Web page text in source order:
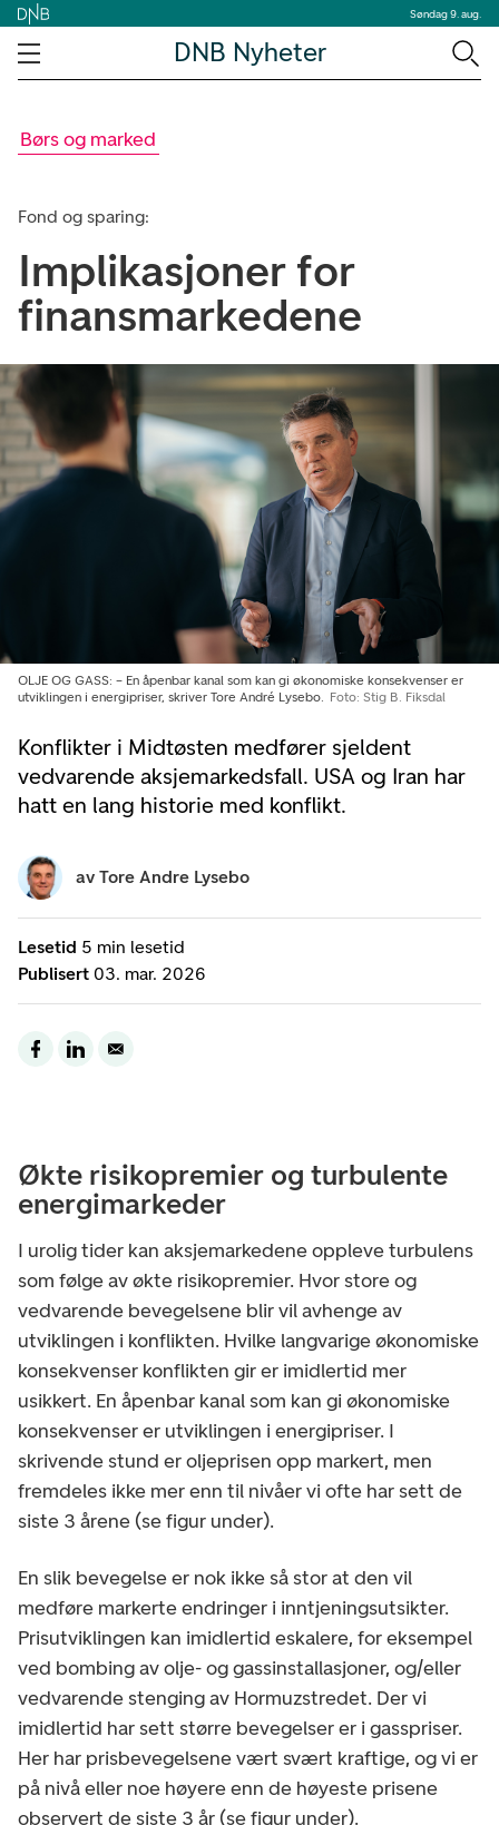
Søndag 9. aug.
DNB Nyheter
Børs og marked
Fond og sparing:
Implikasjoner for
finansmarkedene
Konflikter i Midtøsten medfører sjeldent
vedvarende aksjemarkedsfall. USA og Iran har
hatt en lang historie med konflikt.
OLJE OG GASS: – En åpenbar kanal som kan gi økonomiske konsekvenser er
utviklingen i energipriser, skriver Tore André Lysebo.
Foto: Stig B. Fiksdal
Lesetid 5 min lesetid
Publisert 03. mar. 2026
av Tore Andre Lysebo
Økte risikopremier og turbulente
energimarkeder
I urolig tider kan aksjemarkedene oppleve turbulens
som følge av økte risikopremier. Hvor store og
vedvarende bevegelsene blir vil avhenge av
utviklingen i konflikten. Hvilke langvarige økonomiske
konsekvenser konflikten gir er imidlertid mer
usikkert. En åpenbar kanal som kan gi økonomiske
konsekvenser er utviklingen i energipriser. I
skrivende stund er oljeprisen opp markert, men
fremdeles ikke mer enn til nivåer vi ofte har sett de
siste 3 årene (se figur under).
En slik bevegelse er nok ikke så stor at den vil
medføre markerte endringer i inntjeningsutsikter.
Prisutviklingen kan imidlertid eskalere, for eksempel
ved bombing av olje- og gassinstallasjoner, og/eller
vedvarende stenging av Hormuzstredet. Der vi
imidlertid har sett større bevegelser er i gasspriser.
Her har prisbevegelsene vært svært kraftige, og vi er
på nivå eller noe høyere enn de høyeste prisene
observert de siste 3 år (se figur under).